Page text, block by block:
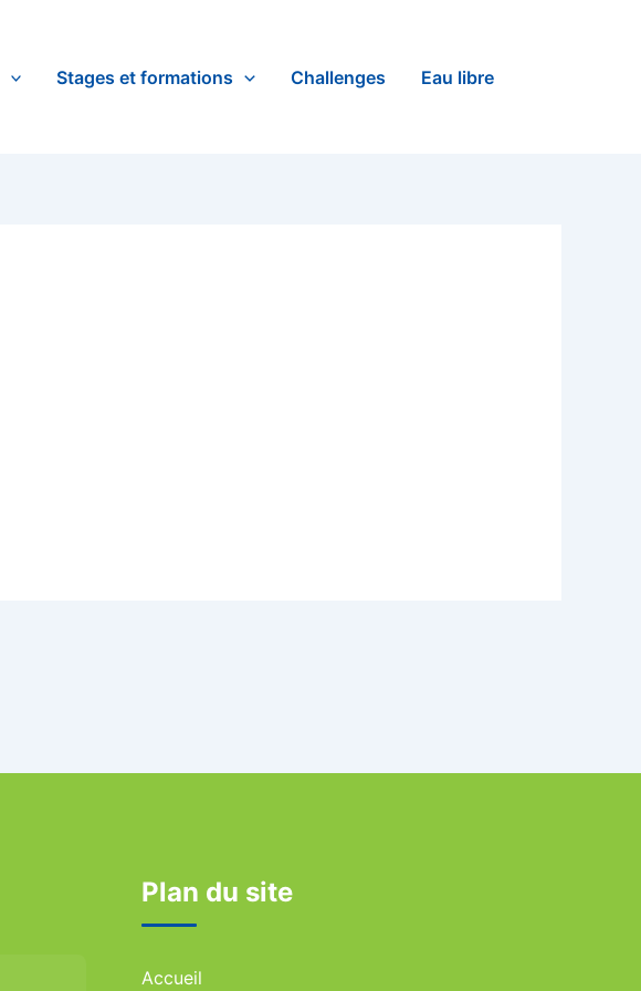
Stages et formations Challenges Eau libre
Plan du site
Accueil